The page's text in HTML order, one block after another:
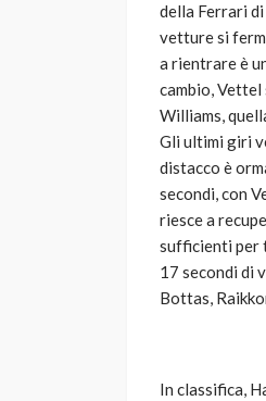
della Ferrari
vetture si
a rientrare è
cambio,
Williams,
Gli ultimi giri
distacco è
secondi, con
riesce a
sufficienti per
17 secondi di
Bottas,
In classifica,